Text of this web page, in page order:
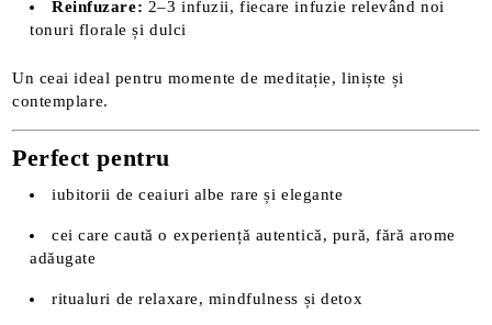
Reinfuzare: 2–3 infuzii, fiecare infuzie relevând noi
tonuri florale și dulci
Un ceai ideal pentru momente de meditație, liniște și
contemplare.
Perfect pentru
iubitorii de ceaiuri albe rare și elegante
cei care caută o experiență autentică, pură, fără arome
adăugate
ritualuri de relaxare, mindfulness și detox